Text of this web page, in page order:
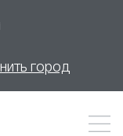
город